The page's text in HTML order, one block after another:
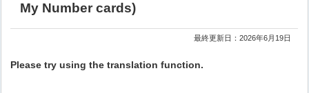
My Number cards)
最終更新日：2026年6月19日
Please try using the translation function.